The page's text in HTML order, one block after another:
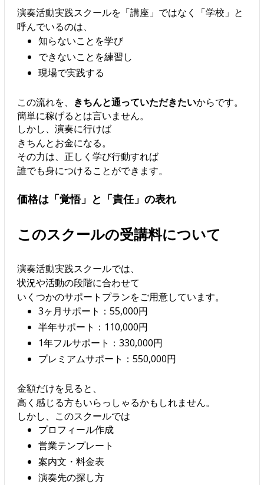
演奏活動実践スクールを「講座」ではなく「学校」と
呼んでいるのは、
知らないことを学び
できないことを練習し
現場で実践する
この流れを、 きちんと通っていただきたいからです。
簡単に稼げるとは言いません。
しかし、演奏に行けば
きちんとお金になる。
その力は、正しく学び行動すれば
誰でも身につけることができます。
価格は「覚悟」と「責任」の表れ
このスクールの受講料について
演奏活動実践スクールでは、
状況や活動の段階に合わせて
いくつかのサポートプランをご用意しています。
3ヶ月サポート：55,000円
半年サポート：110,000円
1年フルサポート：330,000円
プレミアムサポート：550,000円
金額だけを見ると、
高く感じる方もいらっしゃるかもしれません。
しかし、このスクールでは
プロフィール作成
営業テンプレート
案内文・料金表
演奏先の探し方